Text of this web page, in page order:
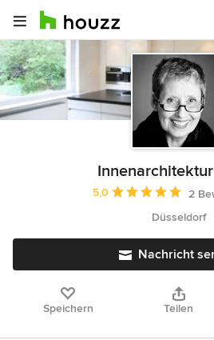
Durchschnittliche
5,0
2
Düsseldorf
Nachricht
Speichern Teilen